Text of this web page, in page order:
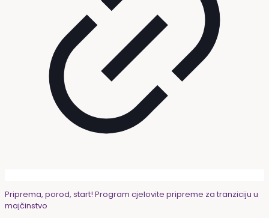
Priprema, porod, start! Program cjelovite pripreme za tranziciju u
majčinstvo